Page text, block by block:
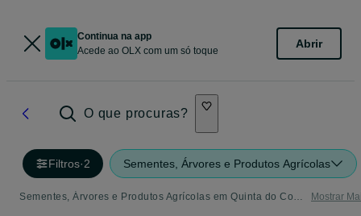
Continua na app
Acede ao OLX com um só toque
Abrir
O que procuras?
Filtros·2 Sementes, Árvores e Produtos Agrícolas
Sementes, Árvores e Produtos Agrícolas em Quinta do Conde - tudo o que precisa Mostrar